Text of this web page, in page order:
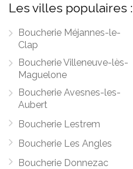
Les villes populaires :
Boucherie Méjannes-le-
Clap
Boucherie Villeneuve-lès-
Maguelone
Boucherie Avesnes-les-
Aubert
Boucherie Lestrem
Boucherie Les Angles
Boucherie Donnezac